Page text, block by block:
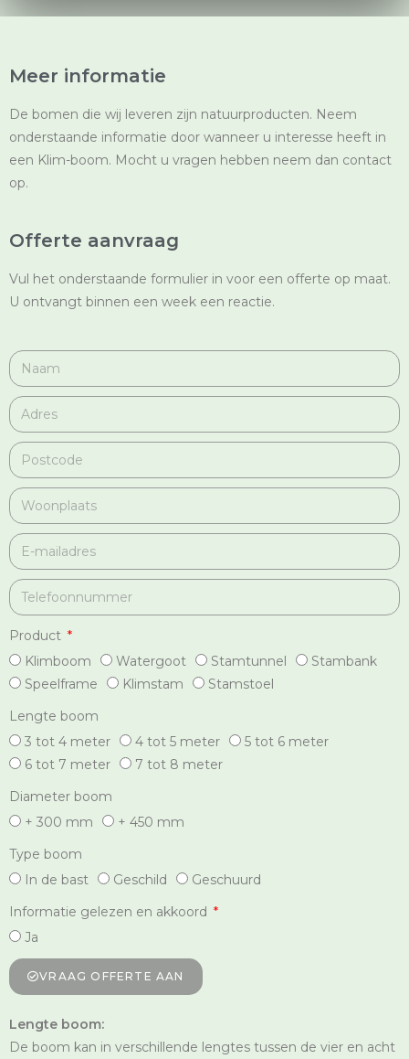
Meer informatie
De bomen die wij leveren zijn natuurproducten. Neem
onderstaande informatie door wanneer u interesse heeft in
een Klim-boom. Mocht u vragen hebben neem dan contact
op.
Offerte aanvraag
Vul het onderstaande formulier in voor een offerte op maat.
U ontvangt binnen een week een reactie.
Product
Klimboom
Watergoot Stamtunnel
Stambank
Speelframe
Klimstam
Stamstoel
Lengte boom
3 tot 4 meter
4 tot 5 meter
5 tot 6 meter
6 tot 7 meter
7 tot 8 meter
Diameter boom
+ 300 mm
+ 450 mm
Type boom
In de bast
Geschild
Geschuurd
Informatie gelezen en akkoord
Ja
VRAAG OFFERTE AAN
Lengte boom:
De boom kan in verschillende lengtes tussen de vier en acht